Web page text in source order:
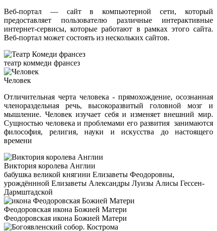
Веб-портал — сайт в компьютерной сети, который
предоставляет пользователю различные интерактивные
интернет-сервисы, которые работают в рамках этого сайта.
Веб-портал может состоять из нескольких сайтов.
театр коммеди франсез
Человек
Отличительная черта человека - прямохождение, осознанная
членораздельная речь, высокоразвитый головной мозг и
мышление. Человек изучает себя и изменяет внешний мир.
Сущностью человека и проблемами его развития занимаются
философия, религия, науки и искусства до настоящего
времени
Виктория королева Англии
бабушка великой княгини Елизаветы Феодоровны,
урождённной Елизаветы Александры Луизы Алисы Гессен-
Дармштадской
Феодоровская икона Божией Матери
Феодоровская икона Божией Матери